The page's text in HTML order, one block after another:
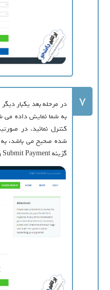
7
در مرحله بعد یکبار
به شما نمایش داده می
کنترل نمائید. در
گزینه Submit Payment را کلیک نمائید.